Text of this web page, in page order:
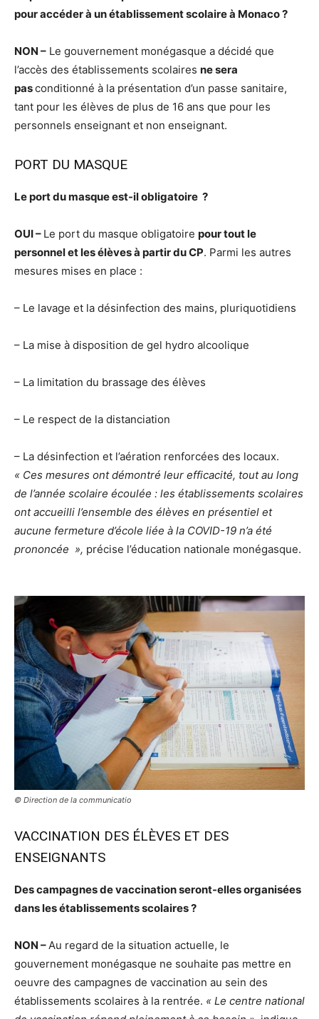
pour accéder à un établissement scolaire à Monaco ?
NON – Le gouvernement monégasque a décidé que
l’accès des établissements scolaires ne sera
pasconditionné à la présentation d’un passe sanitaire,
tant pour les élèves de plus de 16 ans que pour les
personnels enseignant et non enseignant.
PORT DU MASQUE
Le port du masque est-il obligatoire ?
OUI – Le port du masque obligatoire pour tout le
personnel et les élèves à partir du CP. Parmi les autres
mesures mises en place :
– Le lavage et la désinfection des mains, pluriquotidiens
– La mise à disposition de gel hydro alcoolique
– La limitation du brassage des élèves
– Le respect de la distanciation
– La désinfection et l’aération renforcées des locaux.
« Ces mesures ont démontré leur efficacité, tout au long
de l’année scolaire écoulée : les établissements scolaires
ont accueilli l’ensemble des élèves en présentiel et
aucune fermeture d’école liée à la COVID-19 n’a été
prononcée », précise l’éducation nationale monégasque.
© Direction de la communicatio
VACCINATION DES ÉLÈVES ET DES
ENSEIGNANTS
Des campagnes de vaccination seront-elles organisées
dans les établissements scolaires ?
NON –Au regard de la situation actuelle, le
gouvernement monégasque ne souhaite pas mettre en
oeuvre des campagnes de vaccination au sein des
établissements scolaires à la rentrée. « Le centre national